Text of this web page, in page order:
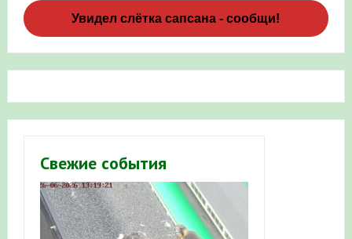
Увидел слётка сапсана - сообщи!
Свежие события